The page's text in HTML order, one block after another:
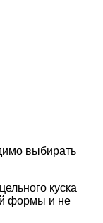
выбирать
куска
формы и не